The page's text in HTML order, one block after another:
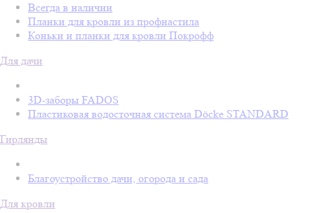
Всегда в наличии
Планки для кровли из профнастила
Коньки и планки для кровли Покрофф
Для дачи
3D-заборы FADOS
Пластиковая водосточная система Döcke STANDARD
Гирлянды
Благоустройство дачи, огорода и сада
Для кровли